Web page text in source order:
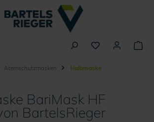
Atemschutzmasken Halbmaske
BariMask HF
BartelsRieger